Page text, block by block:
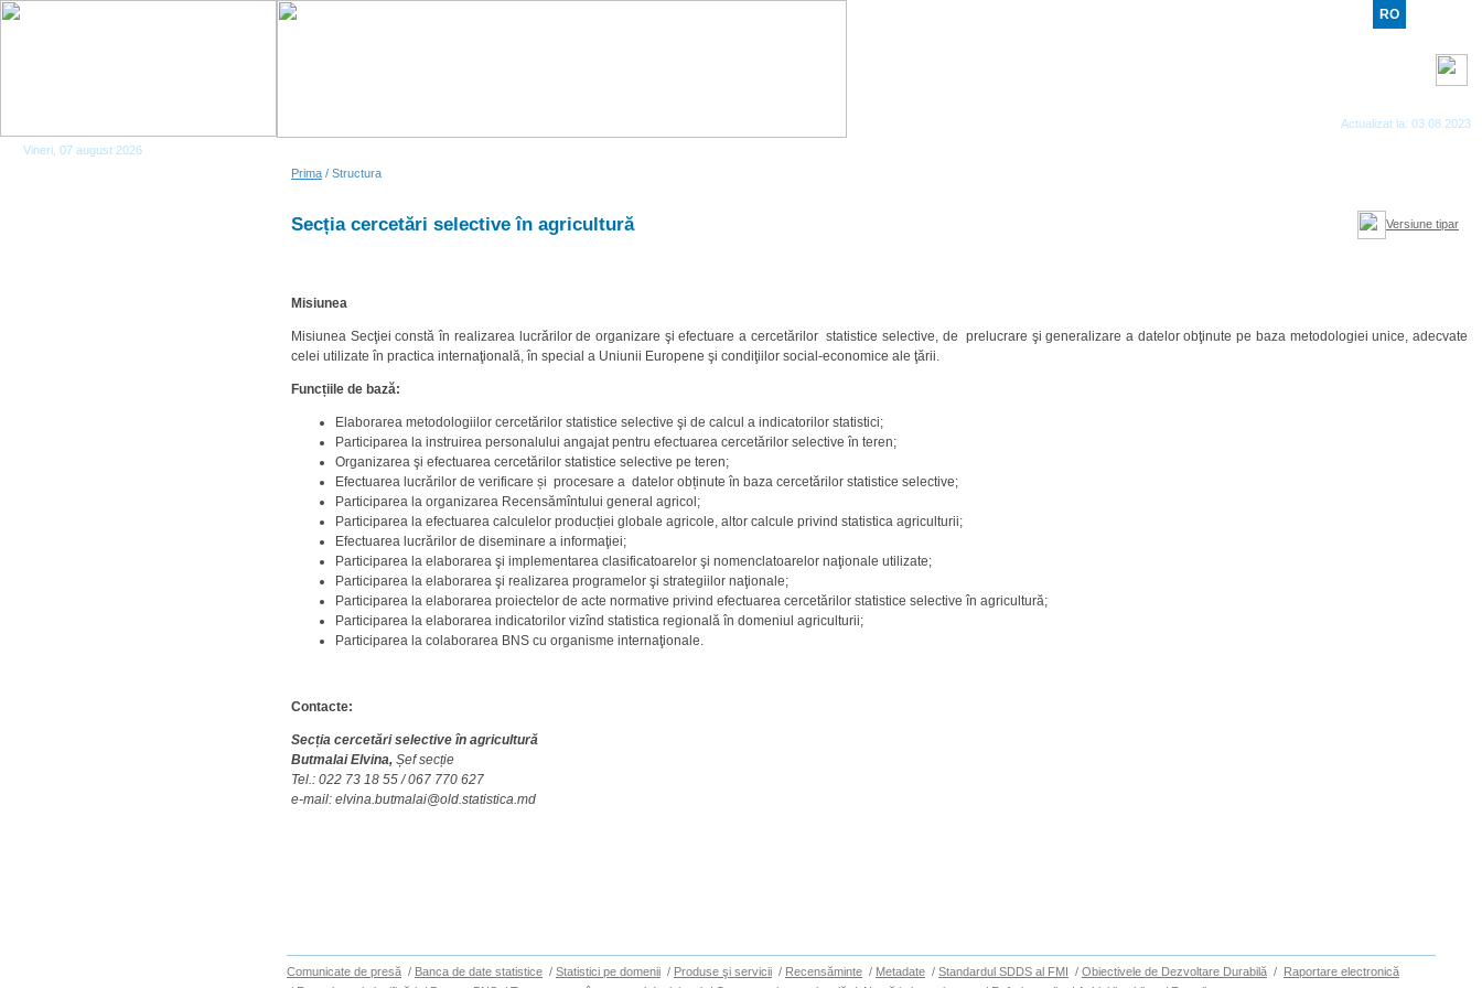
Vineri, 07 august 2026
RO
Actualizat la: 03.08.2023
Prima / Structura
Secția cercetări selective în agricultură Versiune tipar
Misiunea
Misiunea Secţiei constă în realizarea lucrărilor de organizare şi efectuare a cercetărilor statistice selective, de prelucrare şi generalizare a datelor obţinute pe baza metodologiei unice, adecvate
celei utilizate în practica internaţională, în special a Uniunii Europene şi condiţiilor social-economice ale ţării.
Funcțiile de bază:
Elaborarea metodologiilor cercetărilor statistice selective şi de calcul a indicatorilor statistici;
Participarea la instruirea personalului angajat pentru efectuarea cercetărilor selective în teren;
Organizarea şi efectuarea cercetărilor statistice selective pe teren;
Efectuarea lucrărilor de verificare și procesare a datelor obținute în baza cercetărilor statistice selective;
Participarea la organizarea Recensămîntului general agricol;
Participarea la efectuarea calculelor producției globale agricole, altor calcule privind statistica agriculturii;
Efectuarea lucrărilor de diseminare a informaţiei;
Participarea la elaborarea şi implementarea clasificatoarelor şi nomenclatoarelor naţionale utilizate;
Participarea la elaborarea şi realizarea programelor şi strategiilor naţionale;
Participarea la elaborarea proiectelor de acte normative privind efectuarea cercetărilor statistice selective în agricultură;
Participarea la elaborarea indicatorilor vizînd statistica regională în domeniul agriculturii;
Participarea la colaborarea BNS cu organisme internaţionale.
Contacte:
Secția cercetări selective în agricultură
Butmalai Elvina, Șef secție
Tel.: 022 73 18 55 /067 770 627
e-mail: elvina.butmalai@old.statistica.md
Comunicate de presă / Banca de date statistice / Statistici pe domenii / Produse şi servicii / Recensăminte / Metadate / Standardul SDDS al FMI / Obiectivele de Dezvoltare Durabilă / Raportare electronică